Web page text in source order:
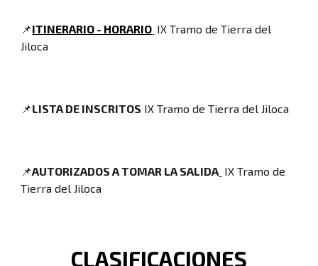
📌ITINERARIO - HORARIO IX Tramo de Tierra del
Jiloca
📌LISTA DE INSCRITOS IX Tramo de Tierra del Jiloca
📌AUTORIZADOS A TOMAR LA SALIDA IX Tramo de
Tierra del Jiloca
CLASIFICACIONES